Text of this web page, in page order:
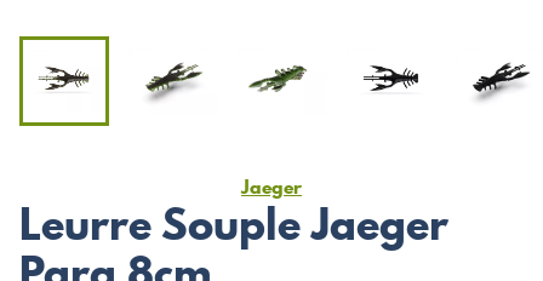
Jaeger
Leurre Souple Jaeger